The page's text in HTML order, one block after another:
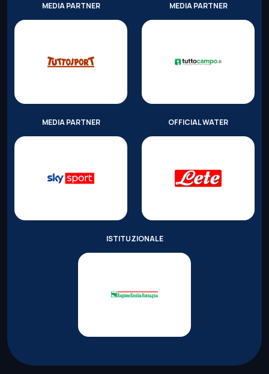
MEDIA PARTNER MEDIA PARTNER
MEDIA PARTNER OFFICIAL WATER
ISTITUZIONALE